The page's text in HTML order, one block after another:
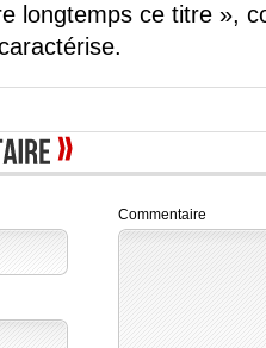
longtemps ce titre »,
Commentaire